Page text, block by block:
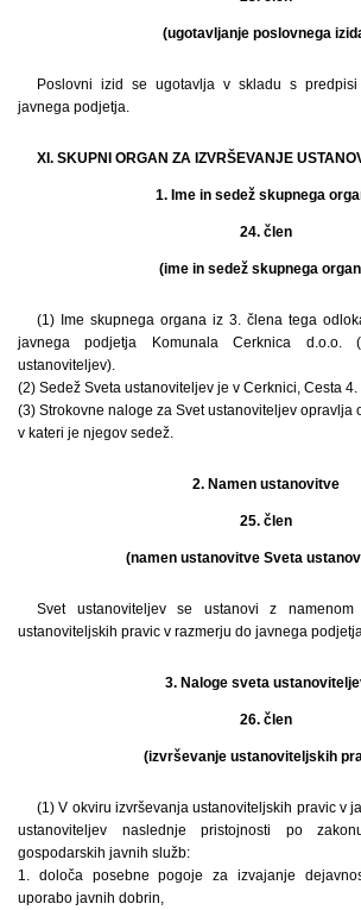
(ugotavljanje poslovnega
Poslovni izid se ugotavlja v skladu s
javnega podjetja.
XI. SKUPNI ORGAN ZA IZVRŠEVANJE
1. Ime in sedež skupnega
24. člen
(ime in sedež skupnega
(1) Ime skupnega organa iz 3. člena tega
javnega podjetja Komunala Cerknica d.o.o.
ustanoviteljev).
(2) Sedež Sveta ustanoviteljev je v Cerknici, Cesta 4.
(3) Strokovne naloge za Svet ustanoviteljev opravlja
v kateri je njegov sedež.
2. Namen ustanovitve
25. člen
(namen ustanovitve Sveta
Svet ustanoviteljev se ustanovi z namenom
ustanoviteljskih pravic v razmerju do javnega podjetja.
3. Naloge sveta
26. člen
(izvrševanje ustanoviteljskih
(1) V okviru izvrševanja ustanoviteljskih pravic v
ustanoviteljev naslednje pristojnosti po
gospodarskih javnih služb:
1. določa posebne pogoje za izvajanje
uporabo javnih dobrin,